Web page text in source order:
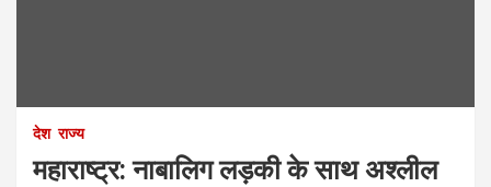
देश राज्य
महाराष्ट्र: नाबालिग लड़की के साथ अश्लील